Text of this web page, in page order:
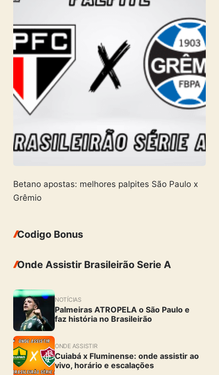
Betano apostas: melhores palpites São Paulo x
Grêmio
Codigo Bonus
Onde Assistir Brasileirão Serie A
NOTÍCIAS
Palmeiras ATROPELA o São Paulo e
faz história no Brasileirão
ONDE ASSISTIR
Cuiabá x Fluminense: onde assistir ao
vivo, horário e escalações